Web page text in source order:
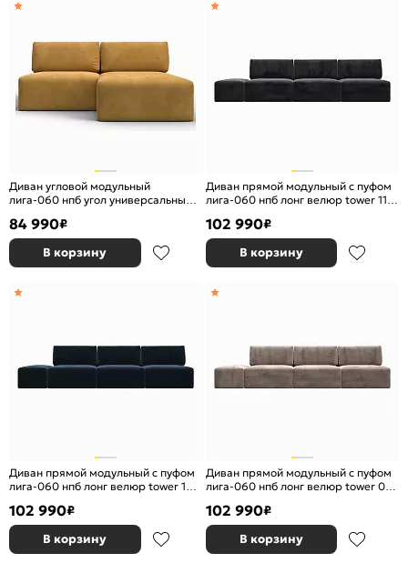
Диван угловой модульный
лига-060 нпб угол универсальный
84 990₽
В корзину
Диван прямой модульный с пуфом
лига-060 нпб лонг велюр tower 11
102 990₽
В корзину
Диван прямой модульный с пуфом
лига-060 нпб лонг велюр tower 13
102 990₽
В корзину
Диван прямой модульный с пуфом
лига-060 нпб лонг велюр tower 05
102 990₽
В корзину